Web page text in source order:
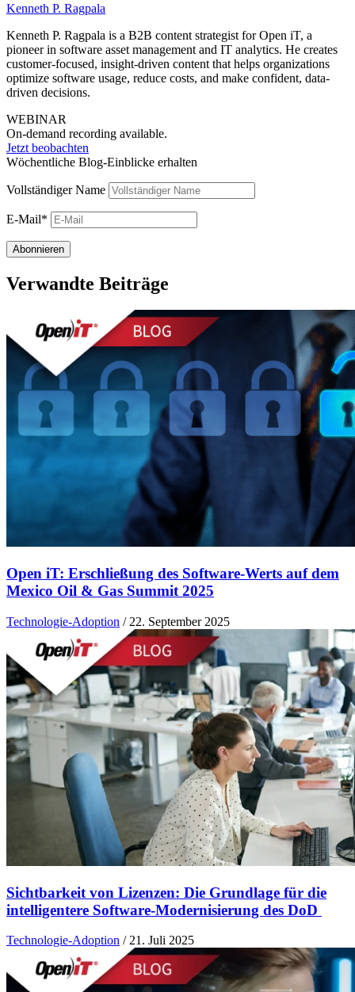
Kenneth P. Ragpala
Kenneth P. Ragpala is a B2B content strategist for Open iT, a
pioneer in software asset management and IT analytics. He creates
customer-focused, insight-driven content that helps organizations
optimize software usage, reduce costs, and make confident, data-
driven decisions.
WEBINAR
On-demand recording available.
Jetzt beobachten
Wöchentliche Blog-Einblicke erhalten
Vollständiger Name
E-Mail*
Verwandte Beiträge
Open iT: Erschließung des Software-Werts auf dem
Mexico Oil & Gas Summit 2025
Technologie-Adoption / 22. September 2025
Sichtbarkeit von Lizenzen: Die Grundlage für die
intelligentere Software-Modernisierung des DoD
Technologie-Adoption / 21. Juli 2025